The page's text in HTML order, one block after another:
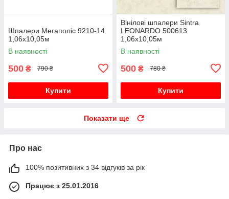
Шпалери Мегаполіс 9210-14
1,06х10,05м
В наявності
500 ₴ 790 ₴
Купити
Вінілові шпалери Sintra
LEONARDO 500613
1,06х10,05м
В наявності
500 ₴ 780 ₴
Купити
Показати ще
Про нас
100% позитивних з 34 відгуків за рік
Працює з 25.01.2016